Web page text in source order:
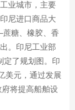
业城市，主要
尼进口商品大
糖、橡胶、香
。印尼工业部
定了规划图。印
美元，通过发展
将提高船舶设